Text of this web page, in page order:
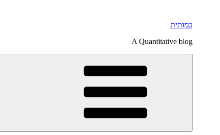
כמותית
A Quantitative blog